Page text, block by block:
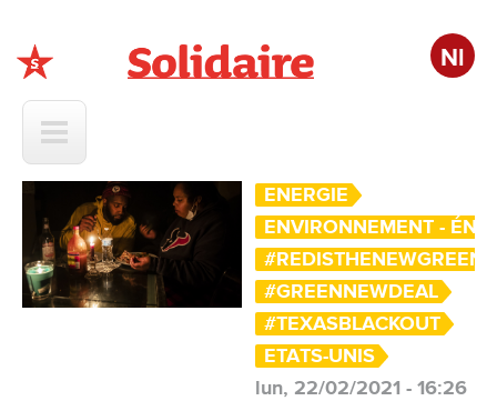
Nl
ENERGIE
ENVIRONNEMENT -
#REDISTHENEWGREEN
#GREENNEWDEAL
#TEXASBLACKOUT
ETATS-UNIS
lun, 22/02/2021 - 16:26